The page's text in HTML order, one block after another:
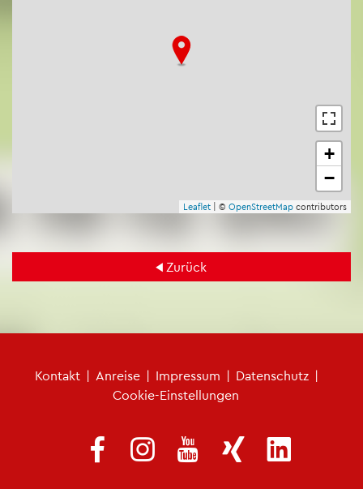
+
−
Leaf­let | © Open­Street­Map con­tri­bu­tors
Zu­rück
Kon­takt | An­rei­se | Im­pres­sum | Da­ten­schutz |
Coo­kie-Ein­stel­lun­gen